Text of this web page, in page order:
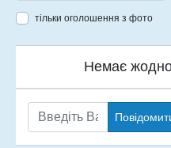
тільки оголошення з фото
Немає